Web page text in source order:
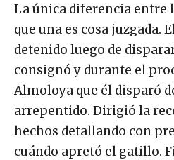
La única diferencia entre
que una es cosa juzgada.
detenido luego de
consignó y durante el
Almoloya que él disparó
arrepentido. Dirigió la
hechos detallando con
cuándo apretó el gatillo.